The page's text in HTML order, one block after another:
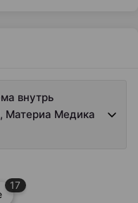
внутрь
Материа Медика
17